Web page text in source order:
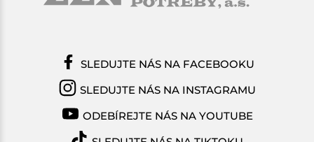
SLEDUJTE NÁS NA FACEBOOKU
SLEDUJTE NÁS NA INSTAGRAMU
ODEBÍREJTE NÁS NA YOUTUBE